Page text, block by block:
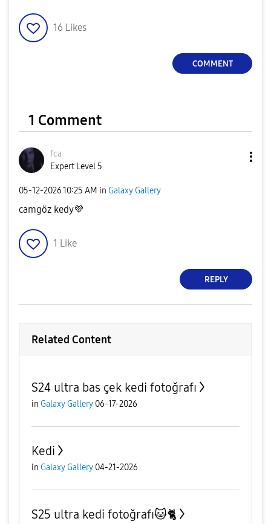
16 Likes
COMMENT
1 Comment
fca
Expert Level 5
‎05-12-202610:25 AM in Galaxy Gallery
camgöz kedy💜
1 Like
REPLY
Related Content
S24 ultra bas çek kedi fotoğrafı
in Galaxy Gallery 06-17-2026
Kedi
in Galaxy Gallery 04-21-2026
S25 ultra kedi fotoğrafı🐱🐈